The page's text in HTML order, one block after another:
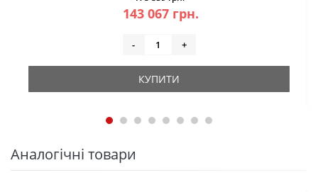
143 067 грн.
- +
КУПИТИ
Аналогічні товари